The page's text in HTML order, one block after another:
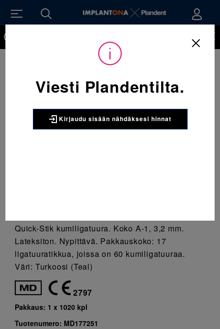
Tarvikkeet / Oikominen / Ligatuurat /
Quick-Stik kumiligatuura. Koko A-1, 3,2 mm.
Lateksiton. Nypittävä. Pakkauskoko: 17
ligatuuratikkua, joissa on 60 kumiligatuuraa.
Väri: Turkoosi (Teal)
2797
Pakkaus: 1 x 1020 kpl
Tuotenumero: MD177251
Viesti Plandentilta.
Kirjaudu sisään nähdäksesi hinnat